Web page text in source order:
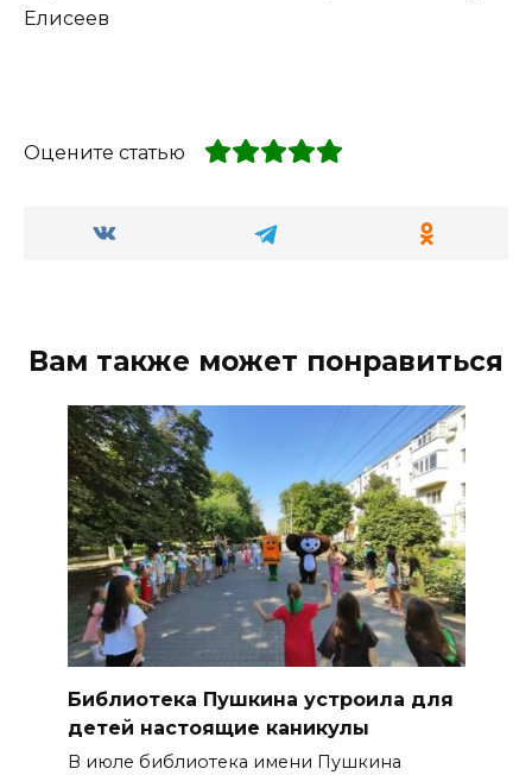
Елисеев
Оцените статью
Вам также может понравиться
Библиотека Пушкина устроила для
детей настоящие каникулы
В июле библиотека имени Пушкина